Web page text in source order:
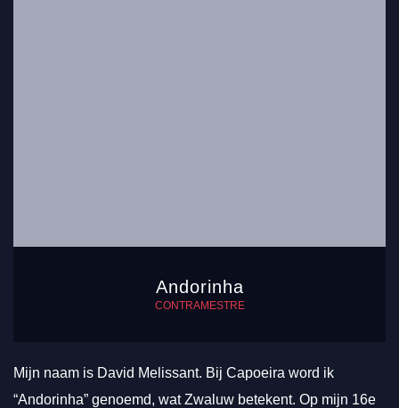
Andorinha
CONTRAMESTRE
Mijn naam is David Melissant. Bij Capoeira word ik
“Andorinha” genoemd, wat Zwaluw betekent. Op mijn 16e